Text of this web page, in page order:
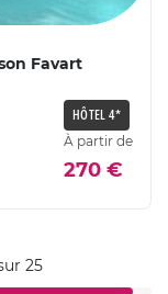
Favart
HÔTEL 4*
À partir de
270 €
25